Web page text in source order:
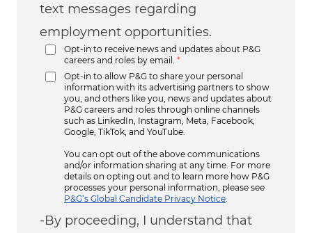
text messages regarding
employment opportunities.
Opt-in to receive news and updates about P&G
careers and roles by email.
*
Opt-in to allow P&G to share your personal
information with its advertising partners to show
you, and others like you, news and updates about
P&G careers and roles through online channels
such as LinkedIn, Instagram, Meta, Facebook,
Google, TikTok, and YouTube.
You can opt out of the above communications
and/or information sharing at any time. For more
details on opting out and to learn more how P&G
processes your personal information, please see
P&G’s Global Candidate Privacy Notice
-By proceeding, I understand that